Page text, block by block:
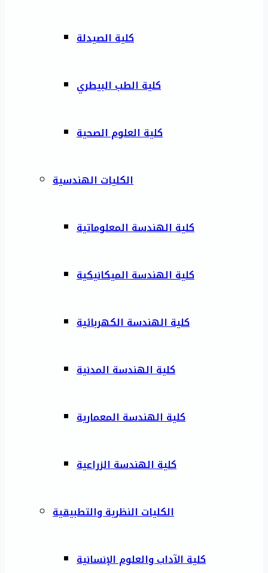
كلية الصيدلة
كلية الطب البيطري
كلية العلوم الصحية
الكليات الهندسية
كلية الهندسة المعلوماتية
كلية الهندسة الميكانيكية
كلية الهندسة الكهربائية
كلية الهندسة المدنية
كلية الهندسة المعمارية
كلية الهندسة الزراعية
الكليات النظرية والتطبيقية
كلية الآداب والعلوم الإنسانية